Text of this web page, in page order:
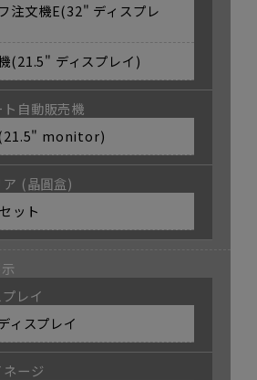
注文機E(32" ディスプレ
(21.5" ディスプレイ)
自動販売機
(21.5" monitor)
ア (晶圓盒)
ット
レイ
ィスプレイ
ージ